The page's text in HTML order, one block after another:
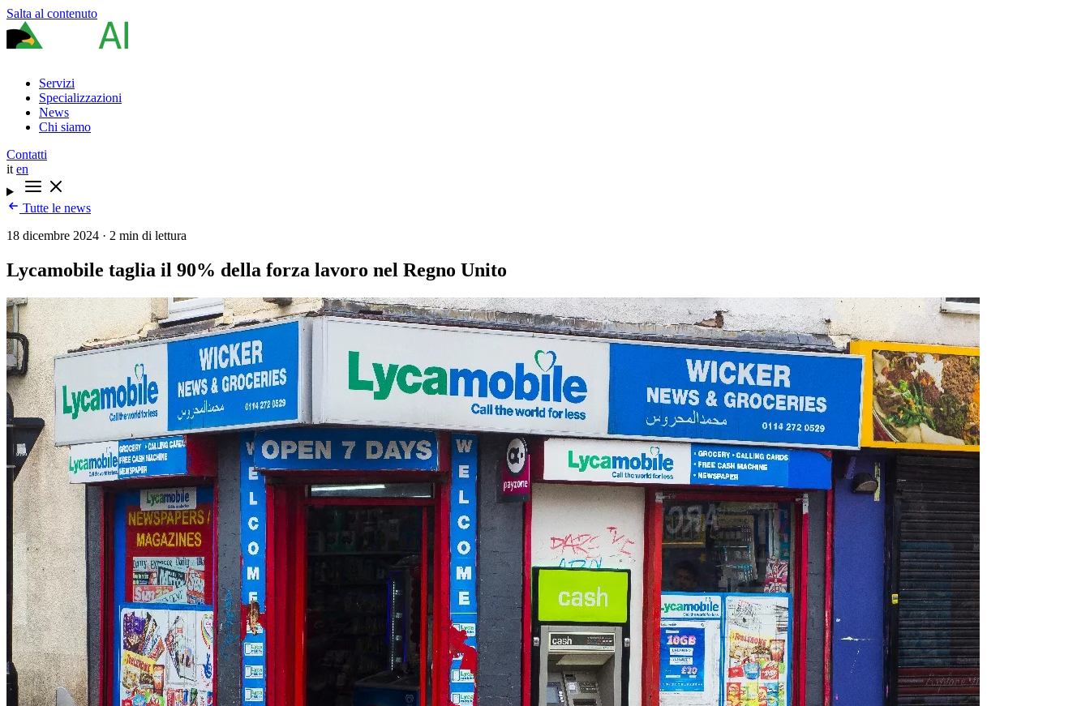
Salta al contenuto
Servizi
Specializzazioni
News
Chi siamo
Contatti
it en
Tutte le news
18 dicembre 2024 · 2 min di lettura
Lycamobile taglia il 90% della forza lavoro nel Regno Unito